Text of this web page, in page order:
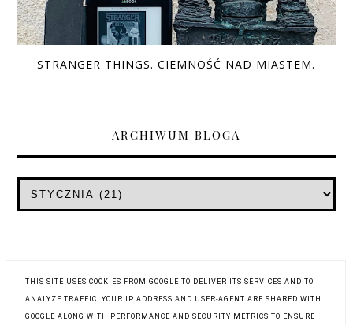
STRANGER THINGS. CIEMNOŚĆ NAD MIASTEM.
ARCHIWUM BLOGA
THIS SITE USES COOKIES FROM GOOGLE TO DELIVER ITS SERVICES AND TO
ANALYZE TRAFFIC. YOUR IP ADDRESS AND USER-AGENT ARE SHARED WITH
GOOGLE ALONG WITH PERFORMANCE AND SECURITY METRICS TO ENSURE